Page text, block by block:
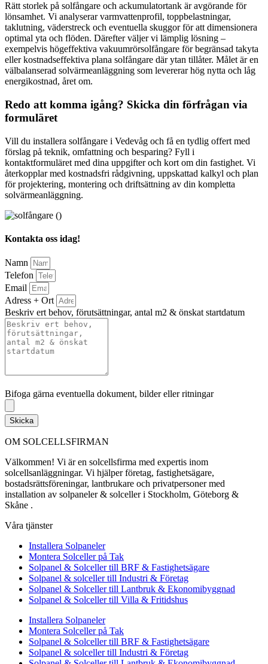
Rätt storlek på solfångare och ackumulatortank är avgörande för
lönsamhet. Vi analyserar varmvattenprofil, toppbelastningar,
taklutning, väderstreck och eventuella skuggor för att dimensionera
optimal yta och flöden. Därefter väljer vi lämplig lösning –
exempelvis högeffektiva vakuumrörsolfångare för begränsad takyta
eller kostnadseffektiva plana solfångare där ytan tillåter. Målet är en
välbalanserad solvärmeanläggning som levererar hög nytta och låg
energikostnad, året om.
Redo att komma igång? Skicka din förfrågan via
formuläret
Vill du installera solfångare i Vedevåg och få en tydlig offert med
förslag på teknik, omfattning och besparing? Fyll i
kontaktformuläret med dina uppgifter och kort om din fastighet. Vi
återkopplar med kostnadsfri rådgivning, uppskattad kalkyl och plan
för projektering, montering och driftsättning av din kompletta
solvärmeanläggning.
Kontakta oss idag!
Namn
Telefon
Email
Adress + Ort
Beskriv ert behov, förutsättningar, antal m2 & önskat startdatum
Bifoga gärna eventuella dokument, bilder eller ritningar
Skicka
OM SOLCELLSFIRMAN
Välkommen! Vi är en solcellsfirma med expertis inom
solcellsanläggningar. Vi hjälper företag, fastighetsägare,
bostadsrättsföreningar, lantbrukare och privatpersoner med
installation av solpaneler & solceller i Stockholm, Göteborg &
Skåne .
Våra tjänster
Installera Solpaneler
Montera Solceller på Tak
Solpanel & Solceller till BRF & Fastighetsägare
Solpanel & solceller till Industri & Företag
Solpanel & Solceller till Lantbruk & Ekonomibyggnad
Solpanel & Solceller till Villa & Fritidshus
Installera Solpaneler
Montera Solceller på Tak
Solpanel & Solceller till BRF & Fastighetsägare
Solpanel & solceller till Industri & Företag